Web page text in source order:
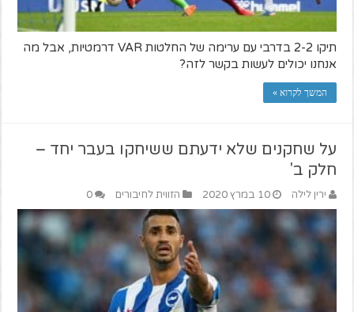
תיקו 2-2 בדרבי עם ערימה של החלטות VAR דרמטיות, אבל מה
אנחנו יכולים לעשות בקשר לזה?
המשך לקרוא »
על שחקנים שלא ידעתם ששיחקו בעבר יחד –
חלק ב'
ירין לילה 10 במרץ 2020 הזווית לחיבורים 0